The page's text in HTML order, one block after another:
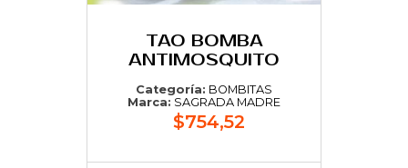
TAO BOMBA
ANTIMOSQUITO
Categoría: BOMBITAS
Marca: SAGRADA MADRE
$754,52